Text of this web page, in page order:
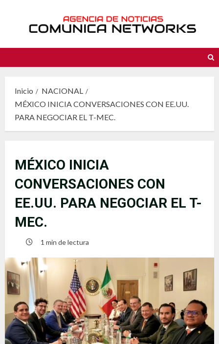
contenido
Inicio
NACIONAL
MÉXICO INICIA CONVERSACIONES CON EE.UU.
PARA NEGOCIAR EL T-MEC.
MÉXICO INICIA
CONVERSACIONES CON
EE.UU. PARA NEGOCIAR EL T-
MEC.
1 min de lectura